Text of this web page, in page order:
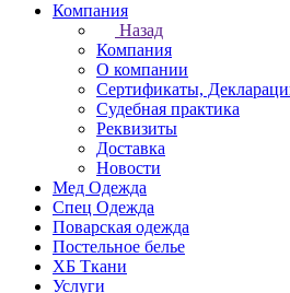
Компания
Назад
Компания
О компании
Сертификаты,
Судебная практика
Реквизиты
Доставка
Новости
Мед Одежда
Спец Одежда
Поварская одежда
Постельное белье
ХБ Ткани
Услуги